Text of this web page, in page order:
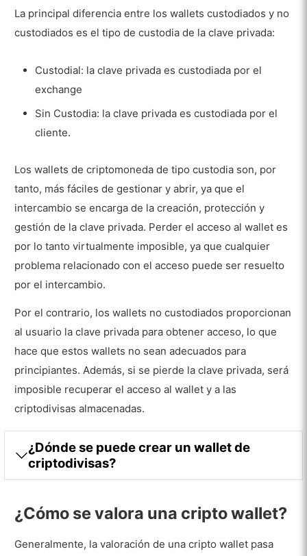
La principal diferencia entre los wallets custodiados y no
custodiados es el tipo de custodia de la clave privada:
Custodial: la clave privada es custodiada por el
exchange
Sin Custodia: la clave privada es custodiada por el
cliente.
Los wallets de criptomoneda de tipo custodia son, por
tanto, más fáciles de gestionar y abrir, ya que el
intercambio se encarga de la creación, protección y
gestión de la clave privada. Perder el acceso al wallet es
por lo tanto virtualmente imposible, ya que cualquier
problema relacionado con el acceso puede ser resuelto
por el intercambio.
Por el contrario, los wallets no custodiados proporcionan
al usuario la clave privada para obtener acceso, lo que
hace que estos wallets no sean adecuados para
principiantes. Además, si se pierde la clave privada, será
imposible recuperar el acceso al wallet y a las
criptodivisas almacenadas.
¿Dónde se puede crear un wallet de
criptodivisas?
¿Cómo se valora una cripto wallet?
Generalmente, la valoración de una cripto wallet pasa